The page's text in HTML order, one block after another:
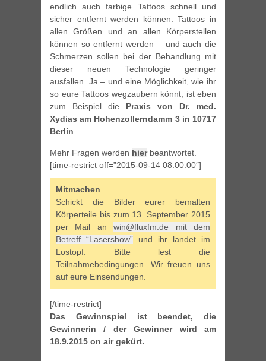
endlich auch farbige Tattoos schnell und
sicher entfernt werden können. Tattoos in
allen Größen und an allen Körperstellen
können so entfernt werden – und auch die
Schmerzen sollen bei der Behandlung mit
dieser neuen Technologie geringer
ausfallen. Ja – und eine Möglichkeit, wie ihr
so eure Tattoos wegzaubern könnt, ist eben
zum Beispiel die Praxis von Dr. med.
Xydias am Hohenzollerndamm 3 in 10717
Berlin.
Mehr Fragen werden hierbeantwortet.
[time-restrict off=”2015-09-14 08:00:00″]
Mitmachen
Schickt die Bilder eurer bemalten
Körperteile bis zum 13. September 2015
per Mail anwin@fluxfm.de mit dem
Betreff “Lasershow” und ihr landet im
Lostopf. Bitte lest die
Teilnahmebedingungen. Wir freuen uns
auf eure Einsendungen.
[/time-restrict]
Das Gewinnspiel ist beendet, die
Gewinnerin / der Gewinner wird am
18.9.2015 on air gekürt.